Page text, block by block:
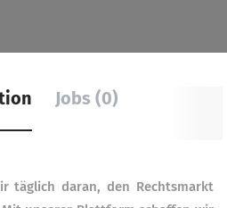
Jobs (0)
täglich daran, den Rechtsmarkt